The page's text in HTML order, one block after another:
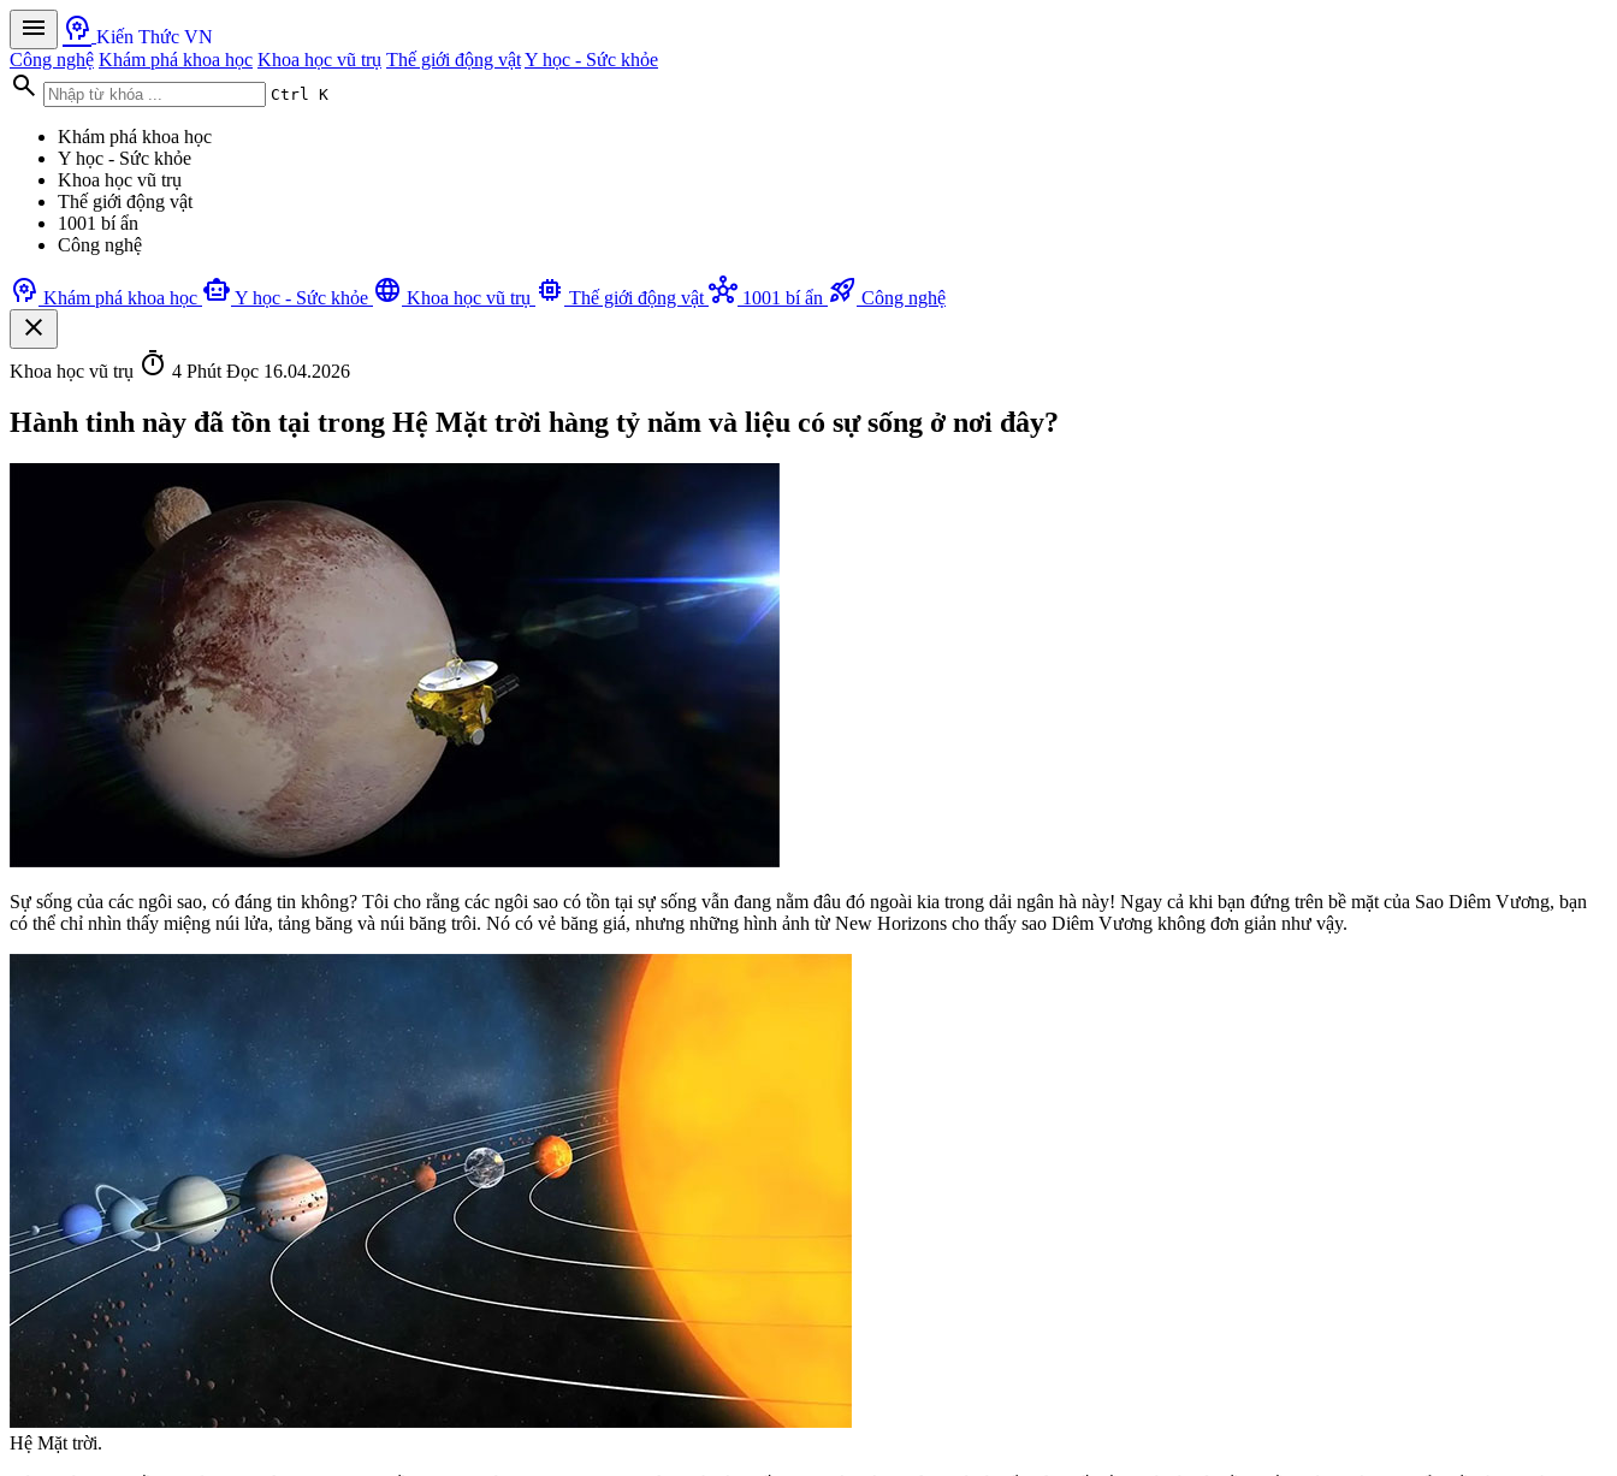
menu psychology Kiến Thức VN
Công nghệ Khám phá khoa học Khoa học vũ trụ Thế giới động vậtY học - Sức khỏe
search Ctrl K
Khám phá khoa học
Y học - Sức khỏe
Khoa học vũ trụ
Thế giới động vật
1001 bí ẩn
Công nghệ
psychology Khám phá khoa học smart_toy Y học - Sức khỏe language Khoa học vũ trụ memory Thế giới động vật hub 1001 bí ẩn rocket_launch Công nghệ
close
Khoa học vũ trụ timer 4 Phút Đọc 16.04.2026
Hành tinh này đã tồn tại trong Hệ Mặt trời hàng tỷ năm và liệu có sự sống ở nơi đây?
Sự sống của các ngôi sao, có đáng tin không? Tôi cho rằng các ngôi sao có tồn tại sự sống vẫn đang nằm đâu đó ngoài kia trong dải ngân hà này! Ngay cả khi bạn đứng trên bề mặt của Sao Diêm Vương, bạn
có thể chỉ nhìn thấy miệng núi lửa, tảng băng và núi băng trôi. Nó có vẻ băng giá, nhưng những hình ảnh từ New Horizons cho thấy sao Diêm Vương không đơn giản như vậy.
Hệ Mặt trời.